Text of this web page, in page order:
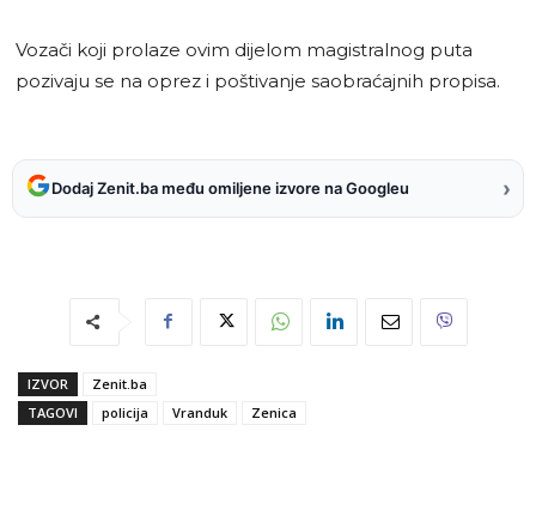
Vozači koji prolaze ovim dijelom magistralnog puta
pozivaju se na oprez i poštivanje saobraćajnih propisa.
Dodaj Zenit.ba među omiljene izvore na Googleu ›
IZVOR
Zenit.ba
TAGOVI
policija Vranduk Zenica